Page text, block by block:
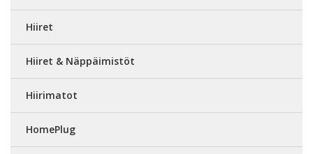
Hiiret
Hiiret & Näppäimistöt
Hiirimatot
HomePlug